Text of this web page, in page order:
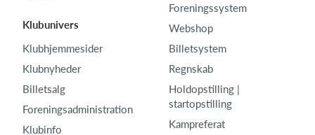
Klubunivers
Klubhjemmesider
Klubnyheder
Billetsalg
Foreningsadministration
Klubinfo
Foreningssystem
Webshop
Billetsystem
Regnskab
Holdopstilling |
startopstilling
Kampreferat